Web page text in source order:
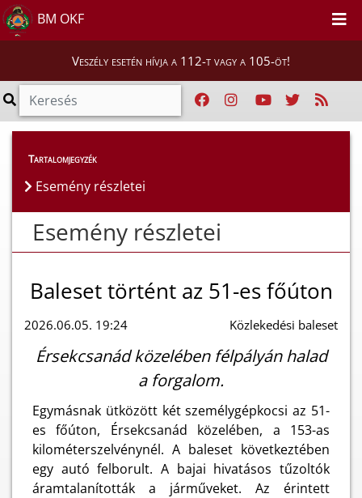
BM OKF
Veszély esetén hívja a 112-t vagy a 105-öt!
Esemény részletei
Tartalomjegyzék
Esemény részletei
Esemény részletei
Baleset történt az 51-es főúton
2026.06.05. 19:24 Közlekedési baleset
Érsekcsanád közelében félpályán halad
a forgalom.
Egymásnak ütközött két személygépkocsi az 51-
es főúton, Érsekcsanád közelében, a 153-as
kilométerszelvénynél. A baleset következtében
egy autó felborult. A bajai hivatásos tűzoltók
áramtalanították a járműveket. Az érintett